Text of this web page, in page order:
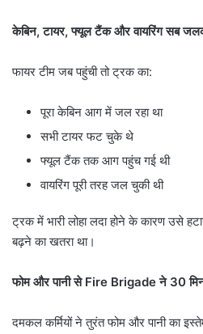
केबिन,टायर,फ्यूल टैंक और वायरिंग सब
फायर टीम जब पहुंची तो ट्रक का:
पूरा केबिन आग में जल रहा था
सभी टायर फट चुके थे
फ्यूल टैंक तक आग पहुंच गई थी
वायरिंग पूरी तरह जल चुकी थी
ट्रक में भारी लोहा लदा होने के कारण उसे
बढ़ने का खतरा था।
फोम और पानी से Fire Brigadeने 30
दमकल कर्मियों ने तुरंत फोम और पानी का